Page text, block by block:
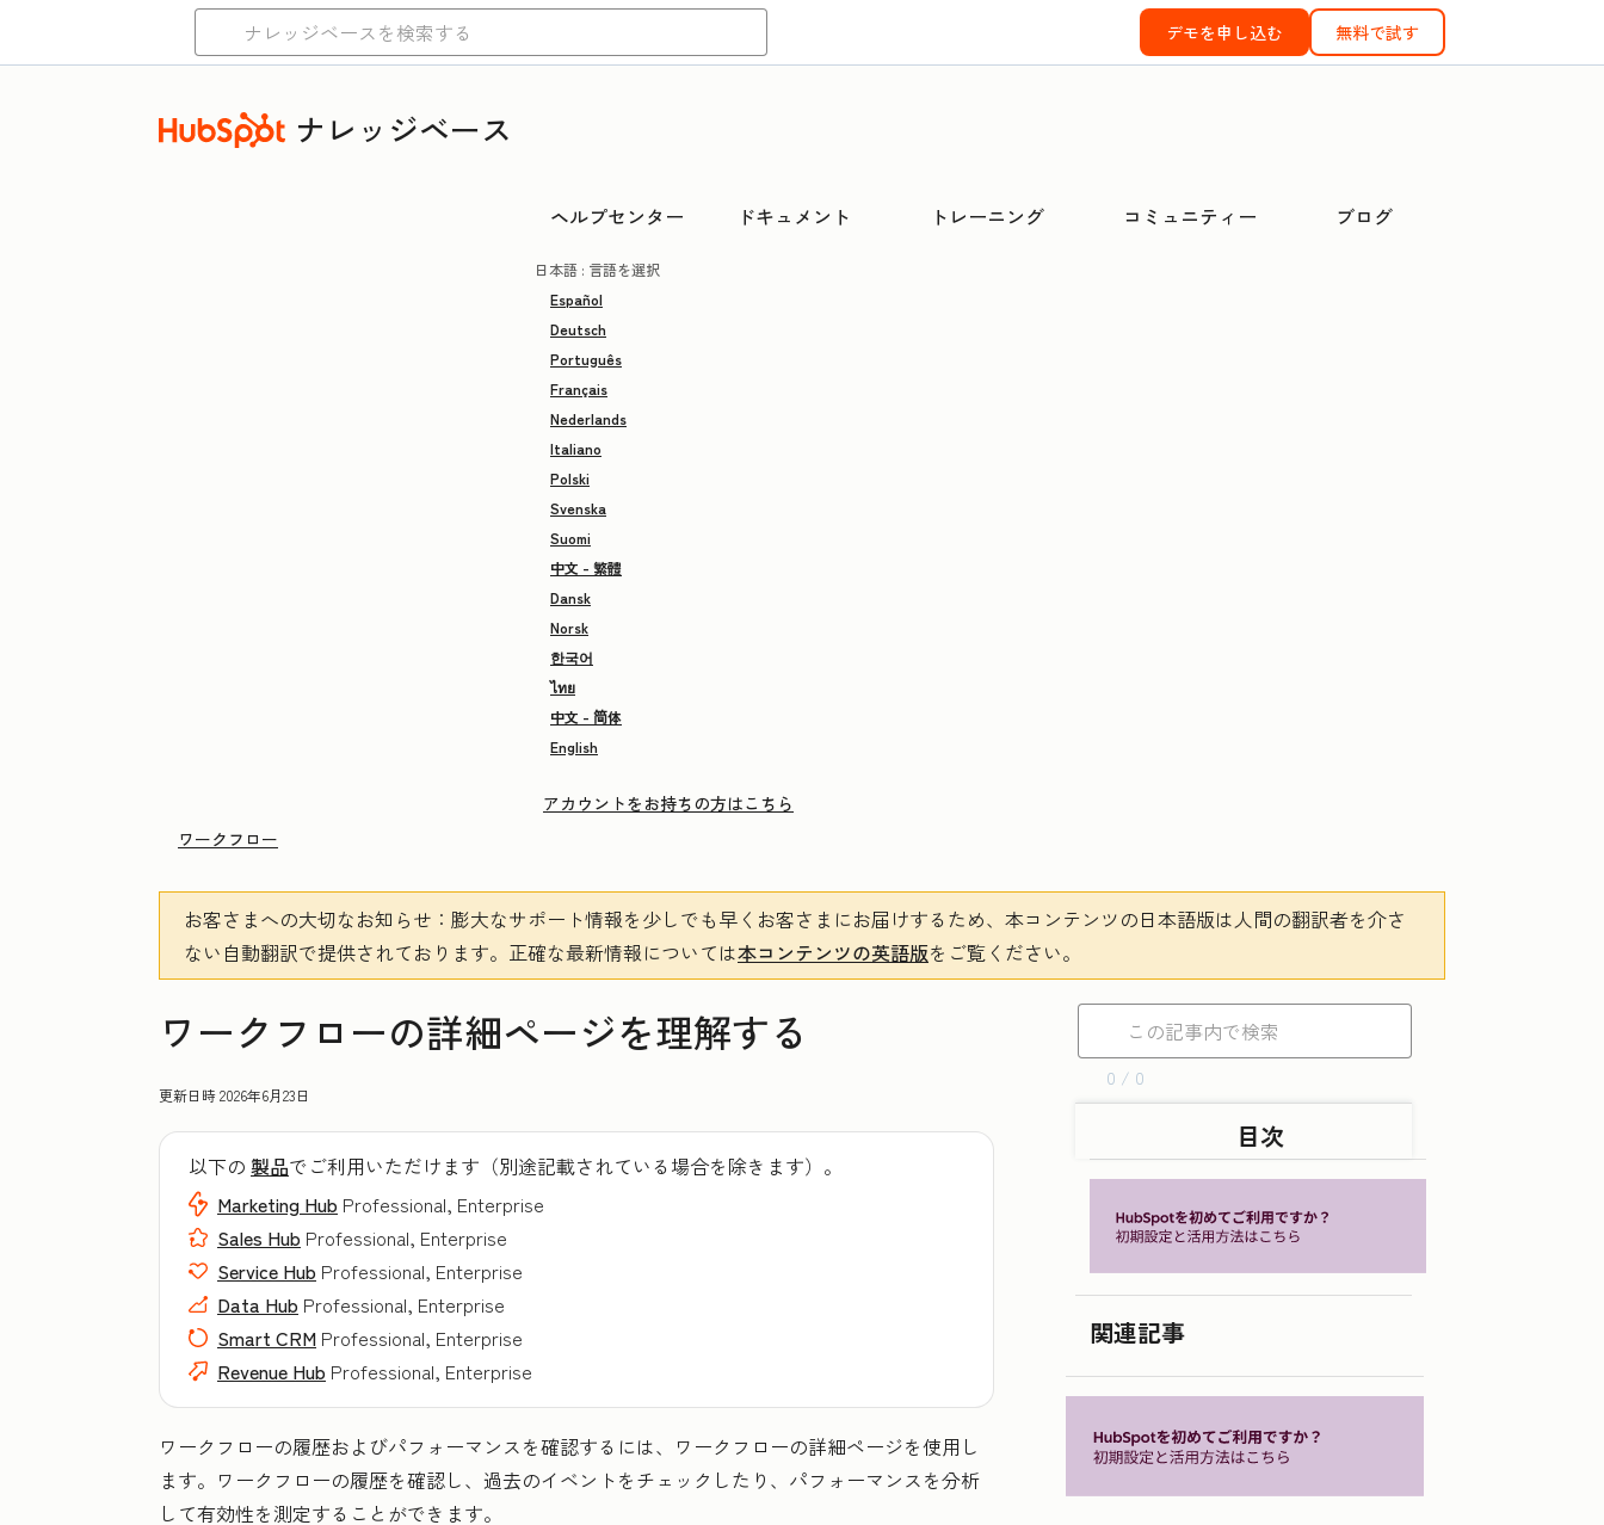
デモを申し込む 無料で試す
ナレッジベース
ヘルプセンター ドキュメント トレーニング コミュニティー ブログ
日本語 : 言語を選択
Español
Deutsch
Português
Français
Nederlands
Italiano
Polski
Svenska
Suomi
中文 - 繁體
Dansk
Norsk
한국어
ไทย
中文 - 简体
English
アカウントをお持ちの方はこちら
ワークフロー
お客さまへの大切なお知らせ ：膨大なサポート情報を少しでも早くお客さまにお届けするため、本コンテンツの日本語版は人間の翻訳者を介さ
ない自動翻訳で提供されております。 正確な最新情報については本コンテンツの英語版をご覧ください。
ワークフローの詳細ページを理解する
更新日時2026年6月23日
以下の 製品でご利用いただけます（別途記載されている場合を除きます）。
Marketing Hub Professional, Enterprise
Sales Hub Professional, Enterprise
Service Hub Professional, Enterprise
Data Hub Professional, Enterprise
Smart CRM Professional, Enterprise
Revenue Hub Professional, Enterprise
ワークフローの履歴およびパフォーマンスを確認するには、ワークフローの詳細ページを使用し
ます。 ワークフローの履歴を確認し、過去のイベントをチェックしたり、パフォーマンスを分析
して有効性を測定することができます。
0 / 0
目次
関連記事